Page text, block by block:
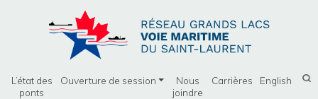
L’état des
ponts
Ouverture de session
Nous
joindre
Carrières English